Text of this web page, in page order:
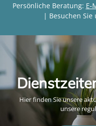
Persönliche Beratung: E-
| Besuchen Sie
Hier finden Sie unsere
unsere